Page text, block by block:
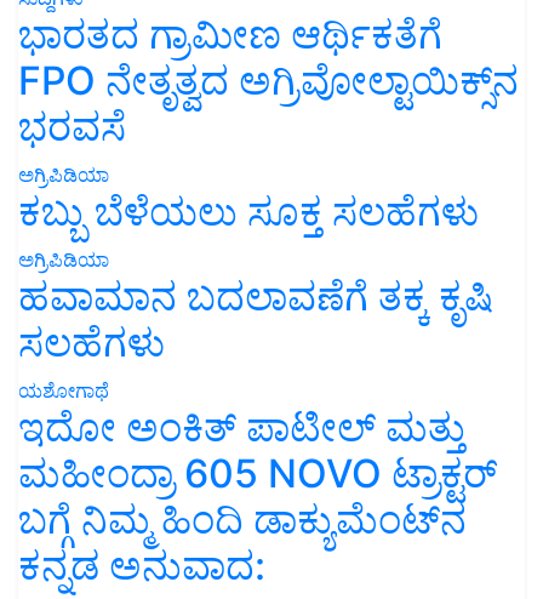
ಭಾರತದ ಗ್ರಾಮೀಣ ಆರ್ಥಿಕತೆಗೆ
FPO ನೇತೃತ್ವದ ಅಗ್ರಿವೋಲ್ಟಾಯಿಕ್ಸ್‌ನ
ಭರವಸೆ
ಅಗ್ರಿಪಿಡಿಯಾ
ಕಬ್ಬು ಬೆಳೆಯಲು ಸೂಕ್ತ ಸಲಹೆಗಳು
ಅಗ್ರಿಪಿಡಿಯಾ
ಹವಾಮಾನ ಬದಲಾವಣೆಗೆ ತಕ್ಕ ಕೃಷಿ
ಸಲಹೆಗಳು
ಯಶೋಗಾಥೆ
ಇದೋ ಅಂಕಿತ್ ಪಾಟೀಲ್ ಮತ್ತು
ಮಹೀಂದ್ರಾ 605 NOVO ಟ್ರಾಕ್ಟರ್
ಬಗ್ಗೆ ನಿಮ್ಮ ಹಿಂದಿ ಡಾಕ್ಯುಮೆಂಟ್‌ನ
ಕನ್ನಡ ಅನುವಾದ: